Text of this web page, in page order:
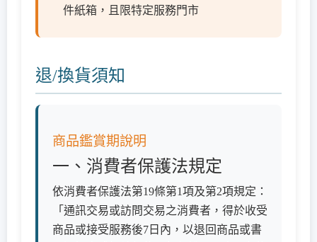
件紙箱，且限特定服務門市
退/換貨須知
商品鑑賞期說明
一、消費者保護法規定
依消費者保護法第19條第1項及第2項規定：
「通訊交易或訪問交易之消費者，得於收受
商品或接受服務後7日內，以退回商品或書